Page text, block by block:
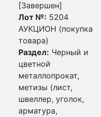
[Завершен]
Лот №: 5204
АУКЦИОН (покупка
товара)
Раздел: Черный и
цветной
металлопрокат,
метизы (лист,
швеллер, уголок,
арматура,